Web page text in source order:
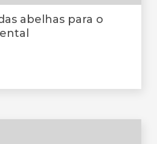
abelhas para o